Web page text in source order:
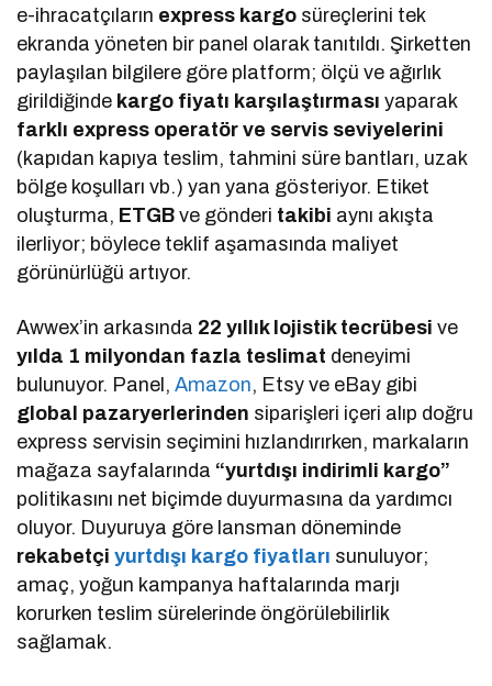
e-ihracatçıların express kargo süreçlerini tek
ekranda yöneten bir panel olarak tanıtıldı. Şirketten
paylaşılan bilgilere göre platform; ölçü ve ağırlık
girildiğinde kargo fiyatı karşılaştırması yaparak
farklı express operatör ve servis seviyelerini
(kapıdan kapıya teslim, tahmini süre bantları, uzak
bölge koşulları vb.) yan yana gösteriyor. Etiket
oluşturma, ETGB ve gönderi takibi aynı akışta
ilerliyor; böylece teklif aşamasında maliyet
görünürlüğü artıyor.
Awwex’in arkasında 22 yıllık lojistik tecrübesi ve
yılda 1 milyondan fazla teslimat deneyimi
bulunuyor. Panel, Amazon, Etsy ve eBay gibi
global pazaryerlerinden siparişleri içeri alıp doğru
express servisin seçimini hızlandırırken, markaların
mağaza sayfalarında “yurtdışı indirimli kargo”
politikasını net biçimde duyurmasına da yardımcı
oluyor. Duyuruya göre lansman döneminde
rekabetçi yurtdışı kargo fiyatları sunuluyor;
amaç, yoğun kampanya haftalarında marjı
korurken teslim sürelerinde öngörülebilirlik
sağlamak.